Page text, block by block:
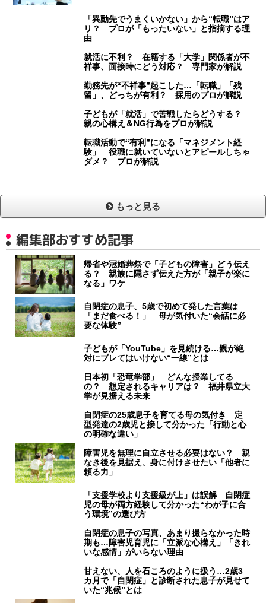
「異動先でうまくいかない」から“転職”はア
リ？ プロが「もったいない」と指摘する理
由
就活に不利？ 在籍する「大学」関係者が不
祥事、面接時にどう対応？ 専門家が解説
勤務先が“不祥事”起こした…「転職」「残
留」、どっちが有利？ 採用のプロが解説
子どもが「就活」で苦戦したらどうする？
親の心構え＆NG行為をプロが解説
転職活動で“有利”になる「マネジメント経
験」 役職に就いていないとアピールしちゃ
ダメ？ プロが解説
もっと見る
編集部おすすめ記事
帰省や冠婚葬祭で「子どもの障害」どう伝え
る？ 親族に隠さず伝えた方が「親子が楽に
なる」ワケ
自閉症の息子、5歳で初めて発した言葉は
「まだ食べる！」 母が気付いた“会話に必
要な体験”
子どもが「YouTube」を見続ける…親が絶
対にブレてはいけない“一線”とは
日本初「恐竜学部」 どんな授業してる
の？ 想定されるキャリアは？ 福井県立大
学が見据える未来
自閉症の25歳息子を育てる母の気付き 定
型発達の2歳児と接して分かった「行動と心
の明確な違い」
障害児を無理に自立させる必要はない？ 親
なき後を見据え、身に付けさせたい「他者に
頼る力」
「支援学校より支援級が上」は誤解 自閉症
児の母が両方経験して分かった“わが子に合
う環境”の選び方
自閉症の息子の写真、あまり撮らなかった時
期も…障害児育児に「立派な心構え」「きれ
いな感情」がいらない理由
甘えない、人を石ころのように扱う…2歳3
カ月で「自閉症」と診断された息子が見せて
いた“兆候”とは